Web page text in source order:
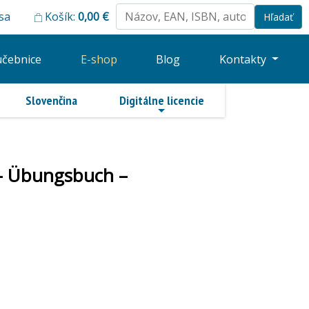
Košík: 0,00 €
E-shop Blog Kontakty
Slovenčina Digitálne licencie
Übungsbuch –